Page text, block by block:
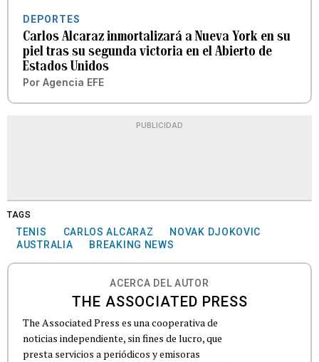
DEPORTES
Carlos Alcaraz inmortalizará a Nueva York en su
piel tras su segunda victoria en el Abierto de
Estados Unidos
Por Agencia EFE
PUBLICIDAD
TAGS
TENIS CARLOS ALCARAZ
NOVAK DJOKOVIC
AUSTRALIA
BREAKING NEWS
ACERCA DEL AUTOR
THE ASSOCIATED PRESS
The Associated Press es una cooperativa de
noticias independiente, sin fines de lucro, que
presta servicios a periódicos y emisoras